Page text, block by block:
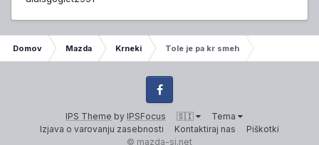
Domov Mazda Krneki Tole je pa kr smeh
IPS Theme by IPSFocus 🇸🇮
Tema
Izjava o varovanju zasebnosti
Kontaktiraj nas Piškotki
Facebook
© mazda-si.net